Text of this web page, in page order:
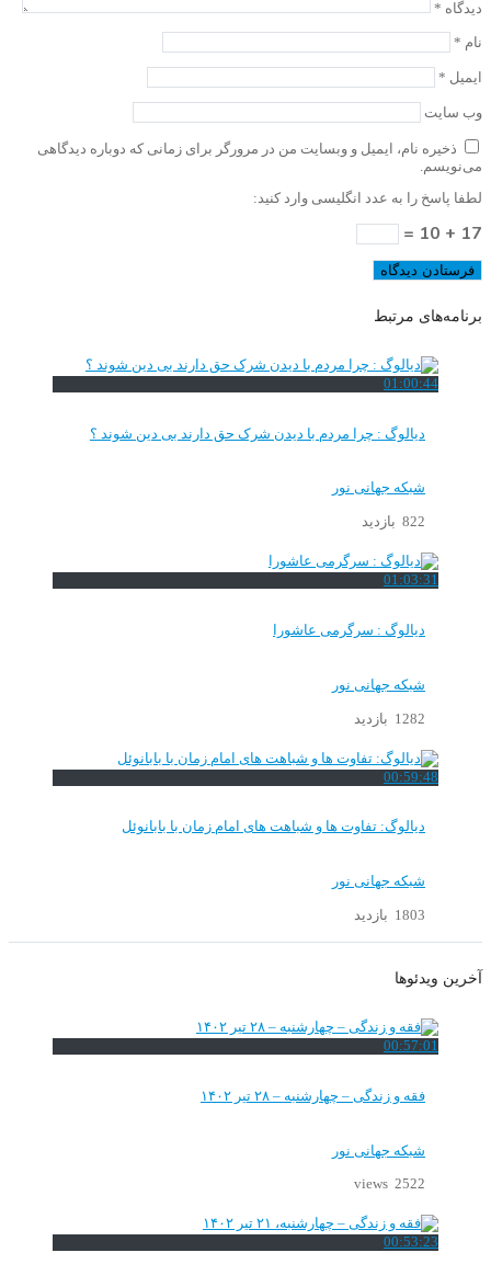
دیدگاه *
نام *
ایمیل *
وب‌ سایت
ذخیره نام، ایمیل و وبسایت من در مرورگر برای زمانی که دوباره دیدگاهی
می‌نویسم.
لطفا پاسخ را به عدد انگلیسی وارد کنید:
17 + 10 =
برنامه‌های مرتبط
01:00:44
دیالوگ : چرا مردم با دیدن شرک حق دارند بی دین شوند ؟
شبکه جهانی نور
822 بازدید
01:03:31
دیالوگ : سرگرمی عاشورا
شبکه جهانی نور
1282 بازدید
00:59:48
دیالوگ: تفاوت ها و شباهت های امام زمان با بابانوئل
شبکه جهانی نور
1803 بازدید
آخرین ویدئوها
00:57:01
فقه و زندگی – چهارشنبه – ۲۸ تیر ۱۴۰۲
شبکه جهانی نور
2522 views
00:53:23